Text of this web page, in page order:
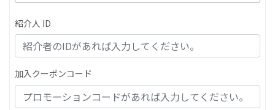
紹介人 ID
加入クーポンコード